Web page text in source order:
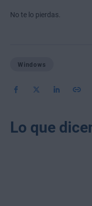
No te lo pierdas.
Windows
Lo que